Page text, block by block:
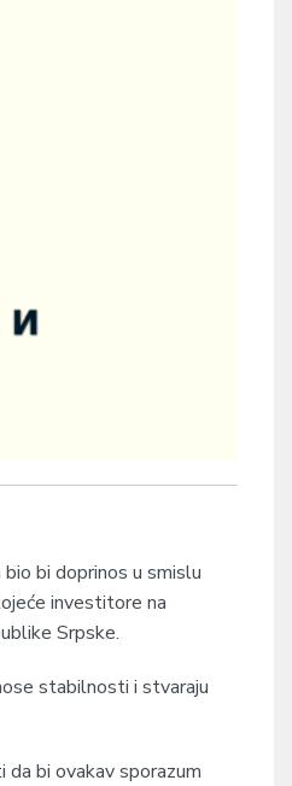
bi doprinos u smislu
investitore na
Srpske.
stabilnosti i stvaraju
bi ovakav sporazum